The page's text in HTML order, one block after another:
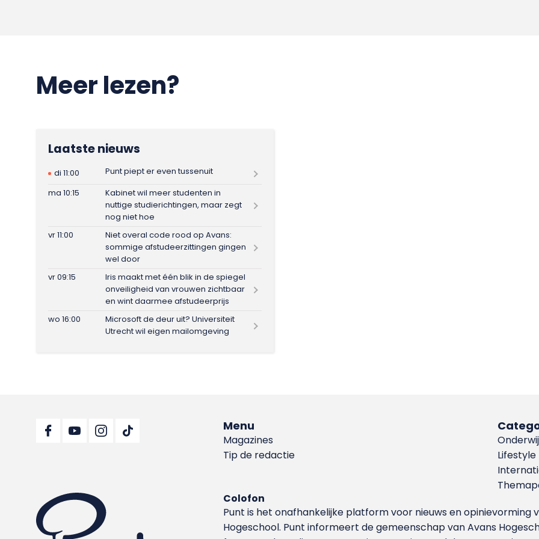
Meer lezen?
Laatste nieuws
di 11:00
Punt piept er even tussenuit
ma 10:15
Kabinet wil meer studenten in
nuttige studierichtingen, maar zegt
nog niet hoe
vr 11:00
Niet overal code rood op Avans:
sommige afstudeerzittingen gingen
wel door
vr 09:15
Iris maakt met één blik in de spiegel
onveiligheid van vrouwen zichtbaar
en wint daarmee afstudeerprijs
wo 16:00
Microsoft de deur uit? Universiteit
Utrecht wil eigen mailomgeving
Menu
Magazines
Tip de redactie
Lifestyle
Colofon
Punt is het onafhankelijke platform voor nieuws en
Hoge­school. Punt informeert de gemeenschap van Avans